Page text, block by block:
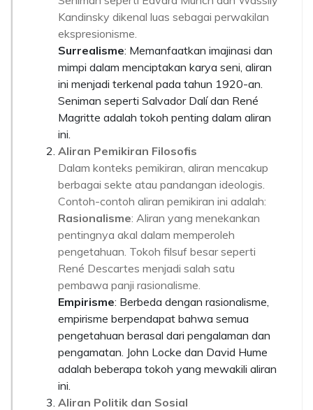
Kandinsky dikenal luas sebagai perwakilan
ekspresionisme.
Surrealisme: Memanfaatkan imajinasi dan
mimpi dalam menciptakan karya seni, aliran
ini menjadi terkenal pada tahun 1920-an.
Seniman seperti Salvador Dalí dan René
Magritte adalah tokoh penting dalam aliran
ini.
Aliran Pemikiran Filosofis
Dalam konteks pemikiran, aliran mencakup
berbagai sekte atau pandangan ideologis.
Contoh-contoh aliran pemikiran ini adalah:
Rasionalisme: Aliran yang menekankan
pentingnya akal dalam memperoleh
pengetahuan. Tokoh filsuf besar seperti
René Descartes menjadi salah satu
pembawa panji rasionalisme.
Empirisme: Berbeda dengan rasionalisme,
empirisme berpendapat bahwa semua
pengetahuan berasal dari pengalaman dan
pengamatan. John Locke dan David Hume
adalah beberapa tokoh yang mewakili aliran
ini.
Aliran Politik dan Sosial